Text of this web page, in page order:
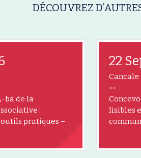
DÉCOUVREZ
ba de la
:
pratiques –
22
Cancale
--
lisibles